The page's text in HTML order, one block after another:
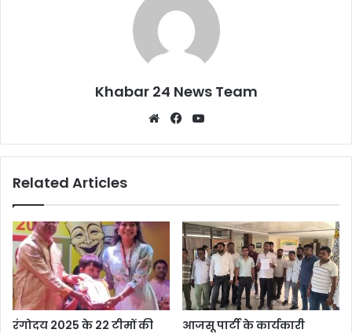
Khabar 24 News Team
WebsiteFacebook
Related Articles
रंगोदय 2025 के 22 टीमों की
आजसू पार्टी के कार्यकारी